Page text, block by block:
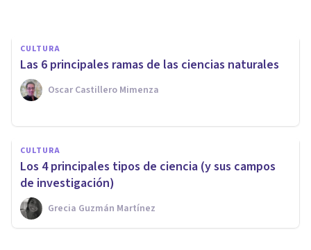
CULTURA
Las 6 principales ramas de las ciencias naturales
Oscar Castillero Mimenza
CULTURA
Los 4 principales tipos de ciencia (y sus campos
de investigación)
Grecia Guzmán Martínez
La química del amor: una
droga muy potente
Jonathan García-Allen